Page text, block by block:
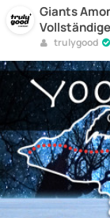
Giants
trulygood